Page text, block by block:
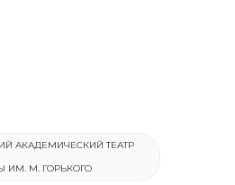
АКАДЕМИЧЕСКИЙ ТЕАТР
ИМ. М. ГОРЬКОГО